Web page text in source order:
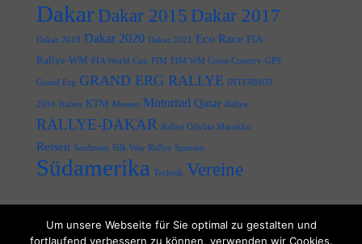
Dakar Dakar 2015 Dakar 2017
Dakar 2018 Dakar 2020 Dakar 2021 Eco Race FIA-
Rallye-WM
FIA World Cup FIM FIM WM Cross-Country GPS
Grand Erg GRAND ERG RALLYE INTERMOT
2016 Italien KTM Messen Motorrad Qatar Rallye
RALLYE-DAKAR Rallye Oilybia Marokko
Reisen Sardinien Silk Way Rallye Spanien
Südamerika Technik Vereine
Um unsere Webseite für Sie optimal zu gestalten und
fortlaufend verbessern zu können, verwenden wir Cookies.